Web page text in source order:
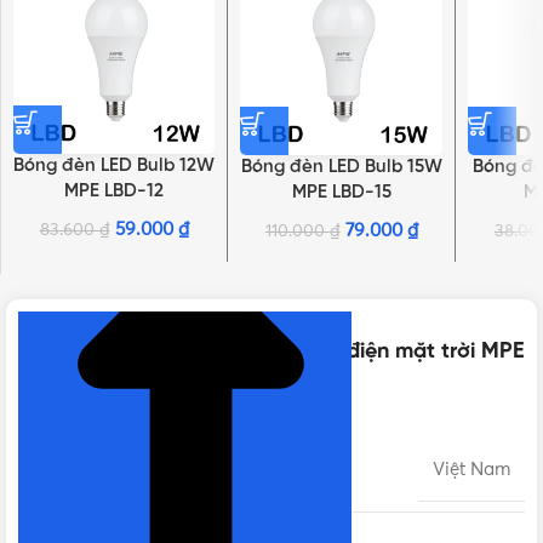
Bóng đèn LED Bulb 12W
MPE LBD-12
83.600₫ 59.000 ₫
Bóng đèn LED Bulb 15W
MPE LBD-15
110.000₫ 79.000 ₫
Bóng
Thông số kỹ thuật của Hệ thống điện mặt trời MPE
8,28 kWh 1 Pha
Việt Nam
NHẤN ĐỂ XEM TIẾP (THU GỌN)